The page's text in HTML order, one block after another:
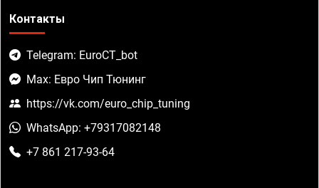
Контакты
Telegram: EuroCT_bot
Max: Евро Чип Тюнинг
https://vk.com/euro_chip_tuning
WhatsApp: +79317082148
+7 861 217-93-64